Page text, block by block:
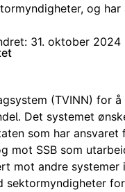
og
31. oktober 2024
(TVINN) for
Det systemet
som har
mot SSB som
mot andre
sektormyndigheter